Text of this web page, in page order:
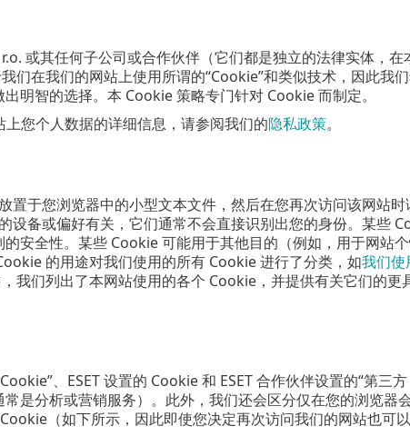
或其任何子公司或合作伙伴（它们都是独立的法律实体，在
们在我们的网站上使用所谓的“Cookie”和类似技术，因此我
明智的选择。本 Cookie 策略专门针对 Cookie 而制定。
您个人数据的详细信息，请参阅我们的隐私政策。
置于您浏览器中的小型文本文件，然后在您再次访问该网站
设备或偏好有关，它们通常不会直接识别出您的身份。某些
安全性。某些 Cookie 可能用于其他目的（例如，用于网站
的用途对我们使用的所有 Cookie 进行了分类，如我们使
我们列出了本网站使用的各个 Cookie，并提供有关它们的更
、ESET 设置的 Cookie 和 ESET 合作伙伴设置的“第三
是分析或营销服务）。此外，我们还会区分仅在您的浏览器
（如下所示，因此即使您决定再次访问我们的网站也可